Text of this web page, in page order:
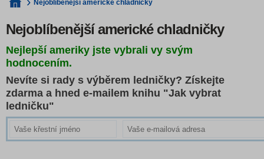
Nejoblíbenější americké chladničky
Nejoblíbenější americké chladničky
Nejlepší ameriky jste vybrali vy svým
hodnocením.
Nevíte si rady s výběrem ledničky? Získejte
zdarma a hned e-mailem knihu "Jak vybrat
ledničku"